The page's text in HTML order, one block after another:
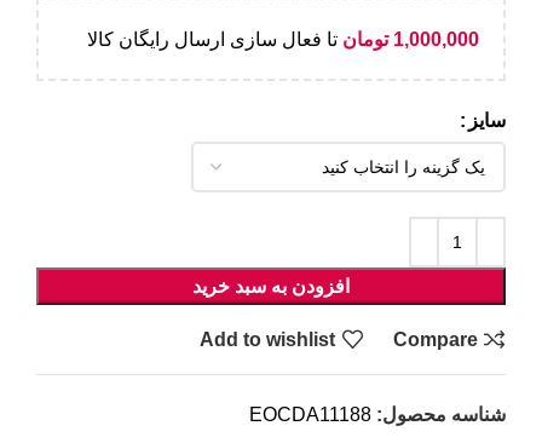
1,000,000 تومان تا فعال سازی ارسال رایگان کالا
سایز
افزودن به سبد خرید
Compare
Add to wishlist
شناسه محصول: EOCDA11188